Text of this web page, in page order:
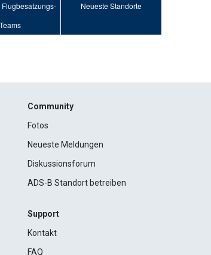
Teams
Neueste Standorte
Community
Fotos
Neueste Meldungen
Diskussionsforum
ADS-B Standort betreiben
Support
Kontakt
FAQ